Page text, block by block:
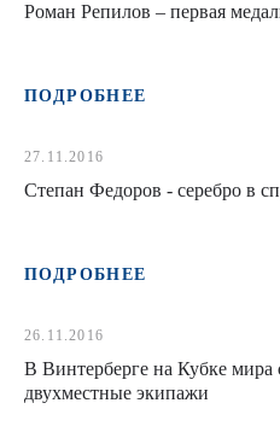
Роман Репилов – первая
ПОДРОБНЕЕ
27.11.2016
Степан Федоров - серебро в
ПОДРОБНЕЕ
26.11.2016
В Винтерберге на Кубке
двухместные экипажи